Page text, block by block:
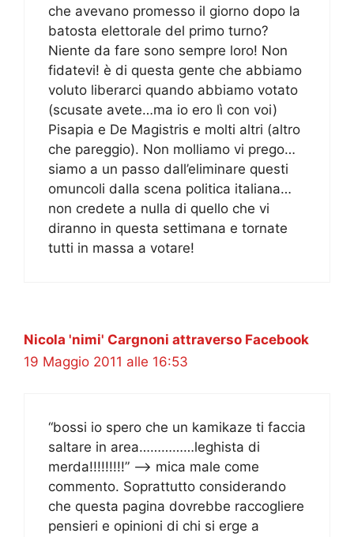
che avevano promesso il giorno dopo la
batosta elettorale del primo turno?
Niente da fare sono sempre loro! Non
fidatevi! è di questa gente che abbiamo
voluto liberarci quando abbiamo votato
(scusate avete…ma io ero lì con voi)
Pisapia e De Magistris e molti altri (altro
che pareggio). Non molliamo vi prego…
siamo a un passo dall’eliminare questi
omuncoli dalla scena politica italiana…
non credete a nulla di quello che vi
diranno in questa settimana e tornate
tutti in massa a votare!
Nicola 'nimi' Cargnoni attraverso Facebook
19 Maggio 2011 alle 16:53
“bossi io spero che un kamikaze ti faccia
saltare in area……………leghista di
merda!!!!!!!!!” —> mica male come
commento. Soprattutto considerando
che questa pagina dovrebbe raccogliere
pensieri e opinioni di chi si erge a